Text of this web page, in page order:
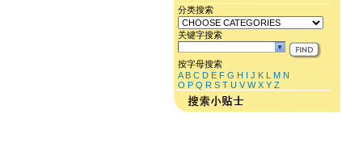
分类搜索
关键字搜索
按字母搜索
A B C D E F G H I J K L M N
O P Q R S T U V W X Y Z